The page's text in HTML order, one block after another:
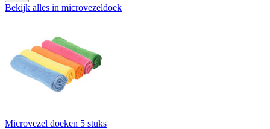
Bekijk alles in microvezeldoek
Microvezel doeken 5 stuks